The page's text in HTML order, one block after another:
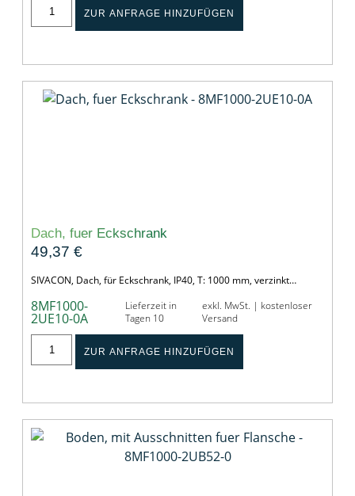
ZUR ANFRAGE HINZUFÜGEN
Dach, fuer Eckschrank
49,37 €
SIVACON, Dach, für Eckschrank, IP40, T: 1000 mm, verzinkt…
8MF1000-
2UE10-0A
Lieferzeit in
Tagen 10
exkl. MwSt. | kostenloser
Versand
ZUR ANFRAGE HINZUFÜGEN